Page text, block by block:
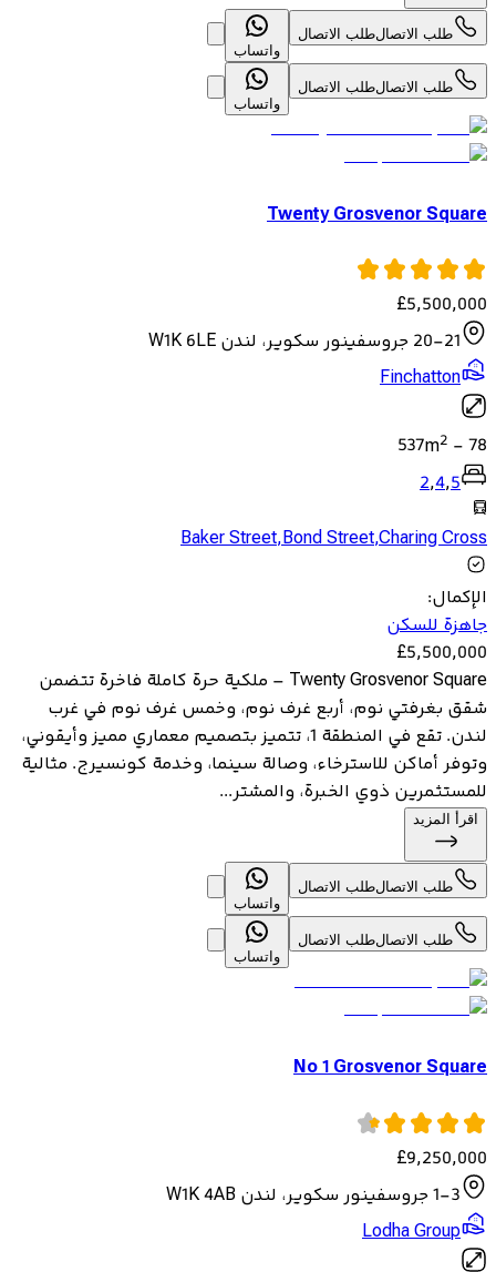
طلب الاتصالطلب الاتصال
واتساب
طلب الاتصالطلب الاتصال
واتساب
Twenty Grosvenor Square
£5,500,000
20-21 جروسفينور سكوير، لندن W1K 6LE
Finchatton
78
-
537m2
2,4,5
Baker Street,Bond Street,Charing Cross
الإكمال:
جاهزة للسكن
£5,500,000
Twenty Grosvenor Square – ملكية حرة كاملة فاخرة تتضمن
شقق بغرفتي نوم، أربع غرف نوم، وخمس غرف نوم في غرب
لندن. تقع في المنطقة 1، تتميز بتصميم معماري مميز وأيقوني،
وتوفر أماكن للاسترخاء، وصالة سينما، وخدمة كونسيرج. مثالية
للمستثمرين ذوي الخبرة، والمشتر...
اقرأ المزيد
طلب الاتصالطلب الاتصال
واتساب
طلب الاتصالطلب الاتصال
واتساب
No 1 Grosvenor Square
£9,250,000
1-3 جروسفينور سكوير، لندن W1K 4AB
Lodha Group